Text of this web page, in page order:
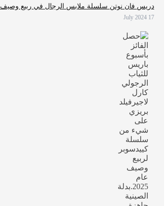
دريس فان نوتن سلسلة ملابس الرجال في ربيع وصيف 2025.مصنع الملابس الصينية
17 July 2024